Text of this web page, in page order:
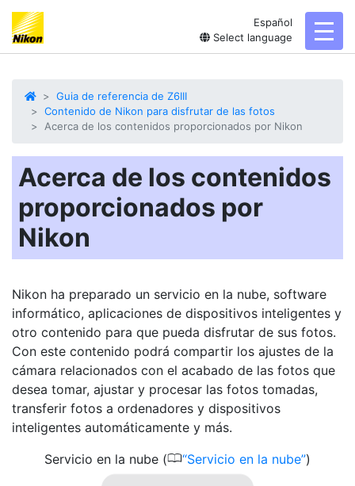
Español
Select language
Guia de referencia de Z6III
Contenido de Nikon para disfrutar de las fotos
Acerca de los contenidos proporcionados por Nikon
Acerca de los contenidos
proporcionados por
Nikon
Nikon ha preparado un servicio en la nube, software
informático, aplicaciones de dispositivos inteligentes y
otro contenido para que pueda disfrutar de sus fotos.
Con este contenido podrá compartir los ajustes de la
cámara relacionados con el acabado de las fotos que
desea tomar, ajustar y procesar las fotos tomadas,
transferir fotos a ordenadores y dispositivos
inteligentes automáticamente y más.
Servicio en la nube (0 Servicio en la nube )